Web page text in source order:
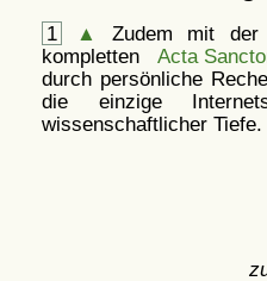
1 ▲
Zudem mit der
kompletten Acta
durch persönliche
die einzige
wissenschaftlicher Tiefe.